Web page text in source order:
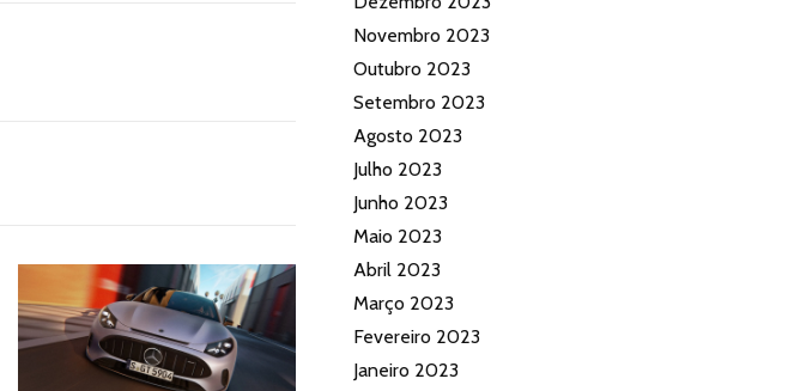
Novembro 2023
Outubro 2023
Setembro 2023
Agosto 2023
Julho 2023
Junho 2023
Maio 2023
Abril 2023
Março 2023
Fevereiro 2023
Janeiro 2023